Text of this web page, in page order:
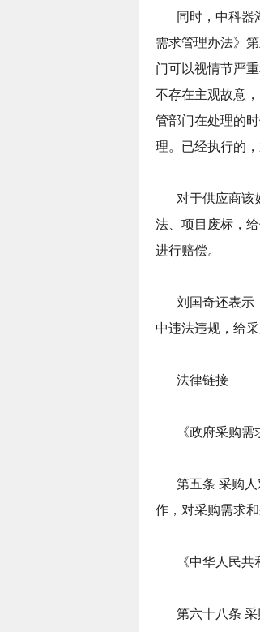
同时，中科器
需求管理办法》
门可以视情节严
不存在主观故意
管部门在处理的
理。已经执行的
对于供应商该
法、项目废标，
进行赔偿。
刘国奇还表示
中违法违规，给
法律链接
《政府采购
第五条 采购
作，对采购需求
《中华人民
第六十八条